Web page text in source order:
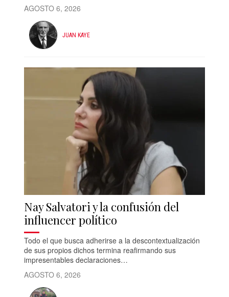
AGOSTO 6, 2026
JUAN KAYE
Nay Salvatori y la confusión del
influencer político
Todo el que busca adherirse a la descontextualización
de sus propios dichos termina reafirmando sus
impresentables declaraciones…
AGOSTO 6, 2026